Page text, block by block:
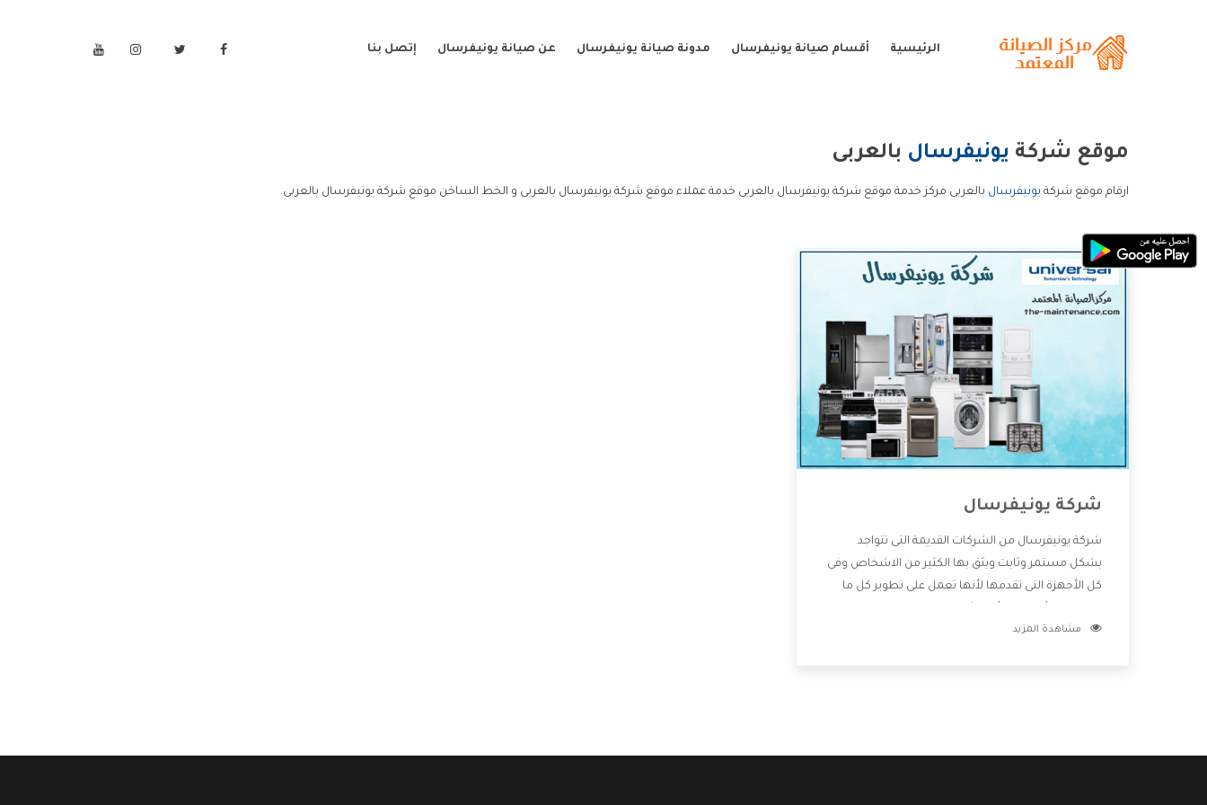
الرئيسية أقسام صيانة يونيفرسال مدونة صيانة يونيفرسال عن صيانة يونيفرسال إتصل بنا
موقع شركة يونيفرسال بالعربى
ارقام موقع شركة يونيفرسال بالعربى مركز خدمة موقع شركة يونيفرسال بالعربى خدمة عملاء موقع شركة يونيفرسال بالعربى و الخط الساخن موقع شركة يونيفرسال بالعربى.
شركة يونيفرسال
شركة يونيفرسال من الشركات القديمة التى تتواجد
بشكل مستمر وثابت ويثق بها الكثير من الاشخاص وفى
كل الأجهزة التى تقدمها لأنها تعمل على تطوير كل ما
أفضل خدمات ما بعد البيع مع المنتجات وتقدم للعملاء
مشاهدة المزيد